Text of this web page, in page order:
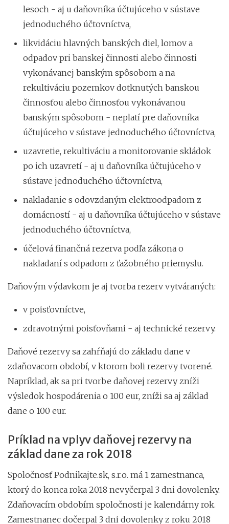
lesoch - aj u daňovníka účtujúceho v sústave
jednoduchého účtovníctva,
likvidáciu hlavných banských diel, lomov a
odpadov pri banskej činnosti alebo činnosti
vykonávanej banským spôsobom a na
rekultiváciu pozemkov dotknutých banskou
činnosťou alebo činnosťou vykonávanou
banským spôsobom - neplatí pre daňovníka
účtujúceho v sústave jednoduchého účtovníctva,
uzavretie, rekultiváciu a monitorovanie skládok
po ich uzavretí - aj u daňovníka účtujúceho v
sústave jednoduchého účtovníctva,
nakladanie s odovzdaným elektroodpadom z
domácností - aj u daňovníka účtujúceho v sústave
jednoduchého účtovníctva,
účelová finančná rezerva podľa zákona o
nakladaní s odpadom z ťažobného priemyslu.
Daňovým výdavkom je aj tvorba rezerv vytváraných:
v poisťovníctve,
zdravotnými poisťovňami - aj technické rezervy.
Daňové rezervy sa zahŕňajú do základu dane v
zdaňovacom období, v ktorom boli rezervy tvorené.
Napríklad, ak sa pri tvorbe daňovej rezervy zníži
výsledok hospodárenia o 100 eur, zníži sa aj základ
dane o 100 eur.
Príklad na vplyv daňovej rezervy na
základ dane za rok 2018
Spoločnosť Podnikajte.sk, s.r.o. má 1 zamestnanca,
ktorý do konca roka 2018 nevyčerpal 3 dni dovolenky.
Zdaňovacím obdobím spoločnosti je kalendárny rok.
Zamestnanec dočerpal 3 dni dovolenky z roku 2018